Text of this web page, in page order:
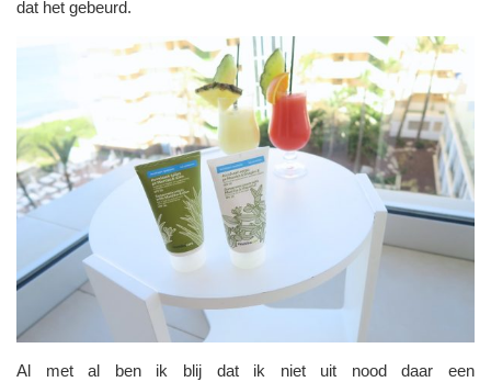
dat het gebeurd.
Al met al ben ik blij dat ik niet uit nood daar een